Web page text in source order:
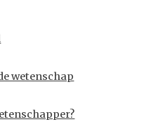
wetenschap